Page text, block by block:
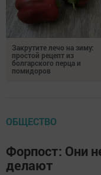
Закрутите лечо на зиму:
простой рецепт из
болгарского перца и
помидоров
ОБЩЕСТВО
Форпост: Они
делают